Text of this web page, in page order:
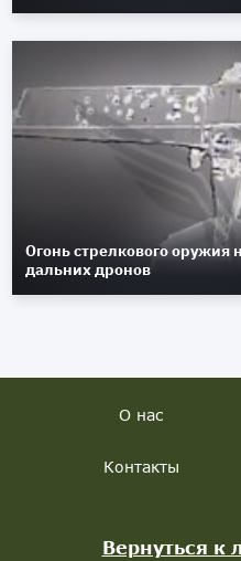
Огонь стрелкового оружия
дальних дронов
О нас
Контакты
Вернуться к